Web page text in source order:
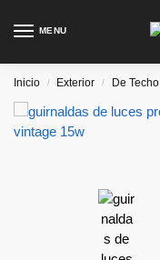
MENU
Inicio / Exterior / De Techo